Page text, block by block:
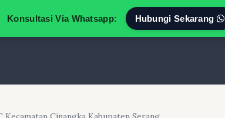
Konsultasi Via Whatsapp: Hubungi Sekarang